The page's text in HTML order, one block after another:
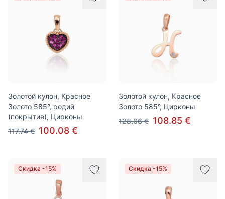
Золотой кулон, Красное
Золото 585°, родий
(покрытие), Цирконы
117.74 € 100.08 €
Золотой кулон, Красное
Золото 585°, Цирконы
128.06 € 108.85 €
Скидка -15% Скидка -15%